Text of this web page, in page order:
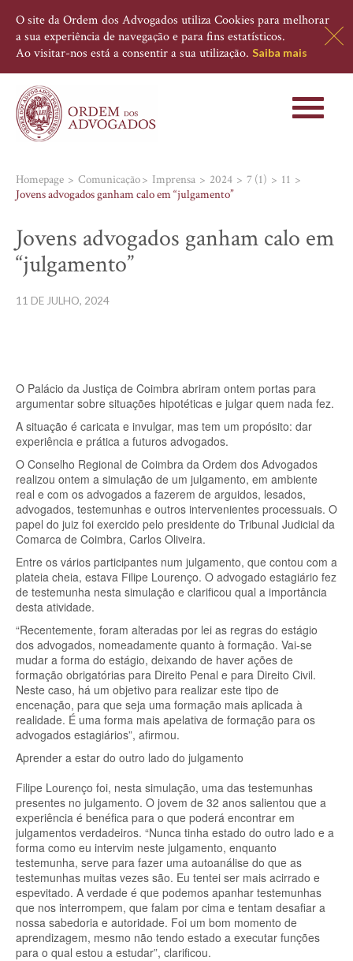
O site da Ordem dos Advogados utiliza Cookies para melhorar
a sua experiência de navegação e para fins estatísticos.
Ao visitar-nos está a consentir a sua utilização. Saiba mais
Toggle
Homepage Comunicação Imprensa 2024 7 (1)
11
Jovens advogados ganham calo em “julgamento”
Jovens advogados ganham calo em
“julgamento”
11 DE JULHO, 2024
O Palácio da Justiça de Coimbra abriram ontem portas para
argumentar sobre situações hipotéticas e julgar quem nada fez.
A situação é caricata e invulgar, mas tem um propósito: dar
experiência e prática a futuros advogados.
O Conselho Regional de Coimbra da Ordem dos Advogados
realizou ontem a simulação de um julgamento, em ambiente
real e com os advogados a fazerem de arguidos, lesados,
advogados, testemunhas e outros intervenientes processuais. O
papel do juiz foi exercido pelo presidente do Tribunal Judicial da
Comarca de Coimbra, Carlos Oliveira.
Entre os vários participantes num julgamento, que contou com a
plateia cheia, estava Filipe Lourenço. O advogado estagiário fez
de testemunha nesta simulação e clarificou qual a importância
desta atividade.
“Recentemente, foram alteradas por lei as regras do estágio
dos advogados, nomeadamente quanto à formação. Vai-se
mudar a forma do estágio, deixando de haver ações de
formação obrigatórias para Direito Penal e para Direito Civil.
Neste caso, há um objetivo para realizar este tipo de
encenação, para que seja uma formação mais aplicada à
realidade. É uma forma mais apelativa de formação para os
advogados estagiários”, afirmou.
Aprender a estar do outro lado do julgamento
Filipe Lourenço foi, nesta simulação, uma das testemunhas
presentes no julgamento. O jovem de 32 anos salientou que a
experiência é benéfica para o que poderá encontrar em
julgamentos verdadeiros. “Nunca tinha estado do outro lado e a
forma como eu intervim neste julgamento, enquanto
testemunha, serve para fazer uma autoanálise do que as
testemunhas muitas vezes são. Eu tentei ser mais acirrado e
espevitado. A verdade é que podemos apanhar testemunhas
que nos interrompem, que falam por cima e tentam desafiar a
nossa sabedoria e autoridade. Foi um bom momento de
aprendizagem, mesmo não tendo estado a executar funções
para o qual estou a estudar”, clarificou.